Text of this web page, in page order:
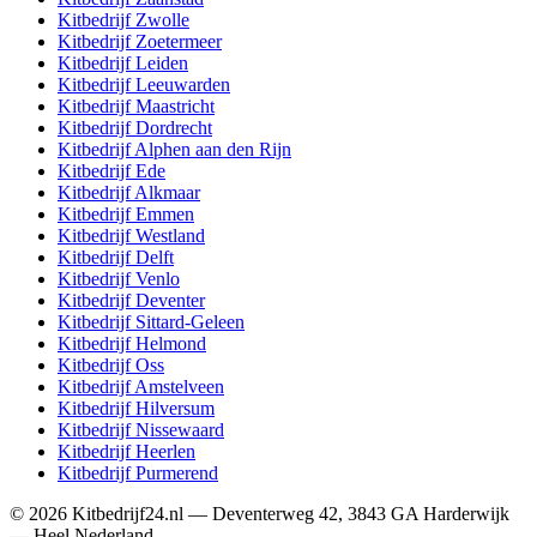
Kitbedrijf Zwolle
Kitbedrijf Zoetermeer
KitbedrijfLeiden
KitbedrijfLeeuwarden
KitbedrijfMaastricht
KitbedrijfDordrecht
KitbedrijfAlphen aan den Rijn
KitbedrijfEde
KitbedrijfAlkmaar
KitbedrijfEmmen
KitbedrijfWestland
KitbedrijfDelft
KitbedrijfVenlo
KitbedrijfDeventer
Kitbedrijf Sittard-Geleen
KitbedrijfHelmond
KitbedrijfOss
KitbedrijfAmstelveen
KitbedrijfHilversum
KitbedrijfNissewaard
KitbedrijfHeerlen
KitbedrijfPurmerend
© 2026 Kitbedrijf24.nl — Deventerweg 42, 3843 GA Harderwijk